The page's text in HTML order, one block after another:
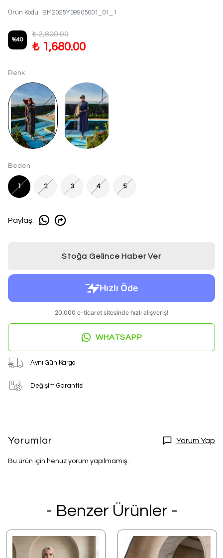
Ürün Kodu: BM2025Y09905001_01_1
%40
₺ 2,800.00
₺ 1,680.00
Renk
Beden
1 2 3 4 5
Paylaş:
Stoğa Gelince Haber Ver
WHATSAPP
Aynı Gün Kargo
Değişim Garantisi
Yorumlar Yorum Yap
Bu ürün için henüz yorum yapılmamış.
- Benzer Ürünler -